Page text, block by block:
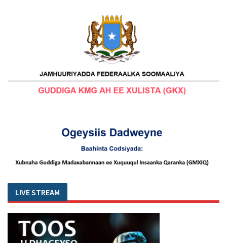
LIVE STREAM